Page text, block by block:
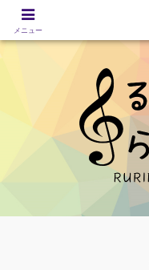
メニュー